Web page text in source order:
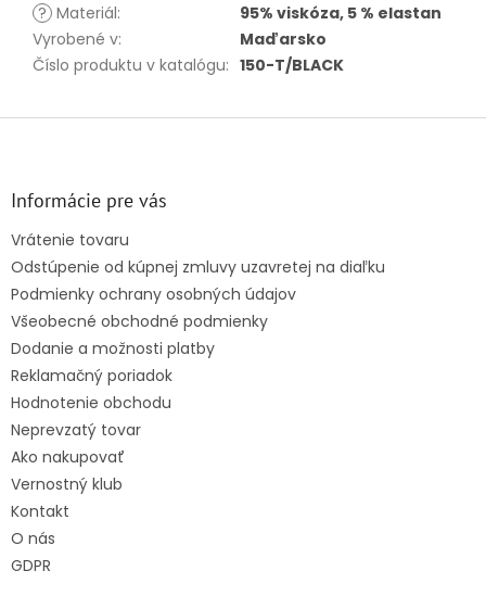
? Materiál:
95% viskóza, 5 % elastan
Vyrobené v:
Maďarsko
Číslo produktu v katalógu: 150-T/BLACK
Z
Informácie pre vás
Vrátenie tovaru
Odstúpenie od kúpnej zmluvy uzavretej na diaľku
Podmienky ochrany osobných údajov
Všeobecné obchodné podmienky
Dodanie a možnosti platby
Reklamačný poriadok
Hodnotenie obchodu
Neprevzatý tovar
Ako nakupovať
Vernostný klub
Kontakt
O nás
GDPR